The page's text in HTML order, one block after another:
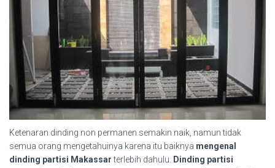
Ketenaran dinding non permanen semakin naik, namun tidak
semua orang mengetahuinya karena itu baiknya mengenal
dinding partisi Makassarterlebih dahulu. Dinding partisi